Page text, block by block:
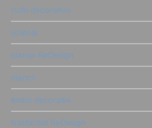
rullo decorativo
scatole
stampi ReDesign
stencil
timbri decorativi
trasferibili ReDesign